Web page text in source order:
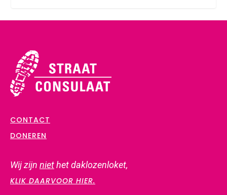
CONTACT
DONEREN
Wij zijn niethet daklozenloket,
KLIK DAARVOOR HIER.